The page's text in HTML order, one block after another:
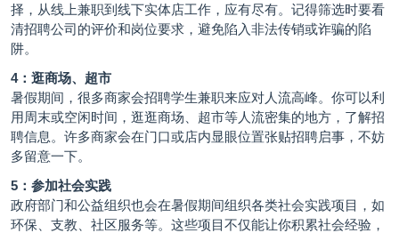
择，从线上兼职到线下实体店工作，应有尽有。记得筛选时要看
清招聘公司的评价和岗位要求，避免陷入非法传销或诈骗的陷
阱。
4：逛商场、超市
暑假期间，很多商家会招聘学生兼职来应对人流高峰。你可以利
用周末或空闲时间，逛逛商场、超市等人流密集的地方，了解招
聘信息。许多商家会在门口或店内显眼位置张贴招聘启事，不妨
多留意一下。
5：参加社会实践
政府部门和公益组织也会在暑假期间组织各类社会实践项目，如
环保、支教、社区服务等。这些项目不仅能让你积累社会经验，